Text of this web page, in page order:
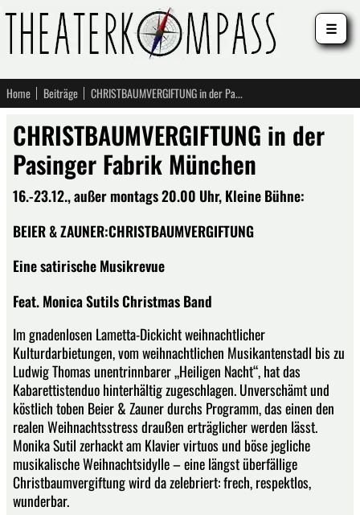
Home Beiträge CHRISTBAUMVERGIFTUNG in der Pasinger Fabrik München
CHRISTBAUMVERGIFTUNG in der
Pasinger Fabrik München
16.-23.12., außer montags 20.00 Uhr, Kleine Bühne:
BEIER & ZAUNER:CHRISTBAUMVERGIFTUNG
Eine satirische Musikrevue
Feat. Monica Sutils Christmas Band
Im gnadenlosen Lametta-Dickicht weihnachtlicher
Kulturdarbietungen, vom weihnachtlichen Musikantenstadl bis zu
Ludwig Thomas unentrinnbarer „Heiligen Nacht“, hat das
Kabarettistenduo hinterhältig zugeschlagen. Unverschämt und
köstlich toben Beier & Zauner durchs Programm, das einen den
realen Weihnachtsstress draußen erträglicher werden lässt.
Monika Sutil zerhackt am Klavier virtuos und böse jegliche
musikalische Weihnachtsidylle – eine längst überfällige
Christbaumvergiftung wird da zelebriert: frech, respektlos,
wunderbar.
☰